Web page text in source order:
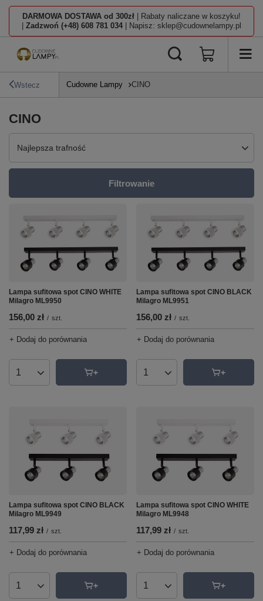
DARMOWA DOSTAWA od 300zł | Rabaty naliczane w koszyku!
Zadzwoń (+48) 608 781 034 | Napisz: sklep@cudownelampy.pl
Wstecz Cudowne Lampy CINO
CINO
Zmień sortowanie
Najlepsza trafność
Filtrowanie
Lampa sufitowa spot CINO WHITE
Milagro ML9950
156,00 zł / szt.
+ Dodaj do porównania
Ilość produktów
Lampa sufitowa spot CINO BLACK
Milagro ML9951
156,00 zł / szt.
+ Dodaj do porównania
Ilość produktów
Lampa sufitowa spot CINO BLACK
Milagro ML9949
117,99 zł / szt.
+ Dodaj do porównania
Ilość produktów
Lampa sufitowa spot CINO WHITE
Milagro ML9948
117,99 zł / szt.
+ Dodaj do porównania
Ilość produktów